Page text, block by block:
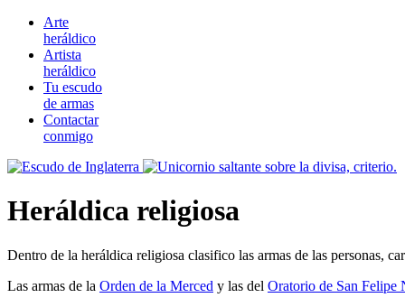
Arte
heráldico
Artista
heráldico
Tu escudo
de armas
Contactar
conmigo
Heráldica religiosa
Dentro de la heráldica religiosa clasifico las armas de las personas,
Las armas de la Orden de la Merced y las del Oratorio de San Felipe